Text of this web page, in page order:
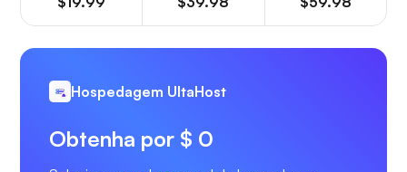
Hospedagem UltaHost
Obtenha por $ 0